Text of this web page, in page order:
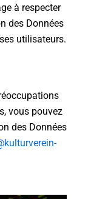
à respecter
des Données
utilisateurs.
vous pouvez
des Données